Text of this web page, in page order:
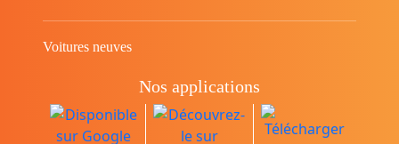
Voitures neuves
Nos applications